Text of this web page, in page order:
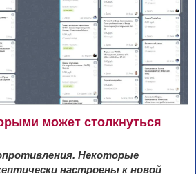
может столкнуться
Некоторые
настроены к новой